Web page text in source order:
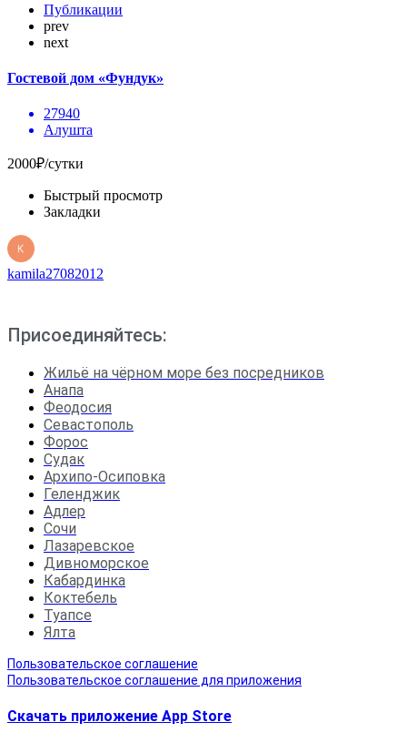
Публикации
prev
next
Гостевой дом «Фундук»
27940
Алушта
2000₽/сутки
Быстрый просмотр
Закладки
kamila27082012
Присоединяйтесь:
Жильё на чёрном море без посредников
Анапа
Феодосия
Севастополь
Форос
Судак
Архипо-Осиповка
Геленджик
Адлер
Сочи
Лазаревское
Дивноморское
Кабардинка
Коктебель
Туапсе
Ялта
Пользовательское соглашение
Пользовательское соглашение для приложения
Скачать приложение App Store